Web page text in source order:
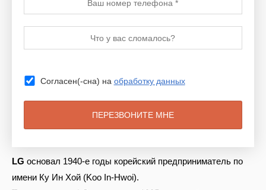
LG основал 1940-е годы корейский предприниматель по
имени Ку Ин Хой (Koo In-Hwoi).
Согласен(-сна) на обработку данных